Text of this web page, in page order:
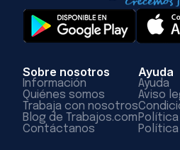
Sobre nosotros
Información
Quiénes somos
Trabaja con nosotros
Blog de Trabajos.com
Contáctanos
Ayuda
Ayuda
Aviso